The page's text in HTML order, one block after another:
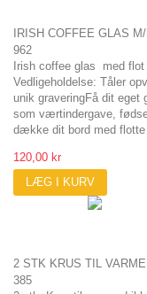
IRISH COFFEE GLAS
962
Irish coffee glas med
Vedligeholdelse: Tåler
unik graveringFå dit eget
som værtindergave,
dække dit bord med flotte
120,00 kr
LÆG I KURV
2 STK KRUS TIL
385